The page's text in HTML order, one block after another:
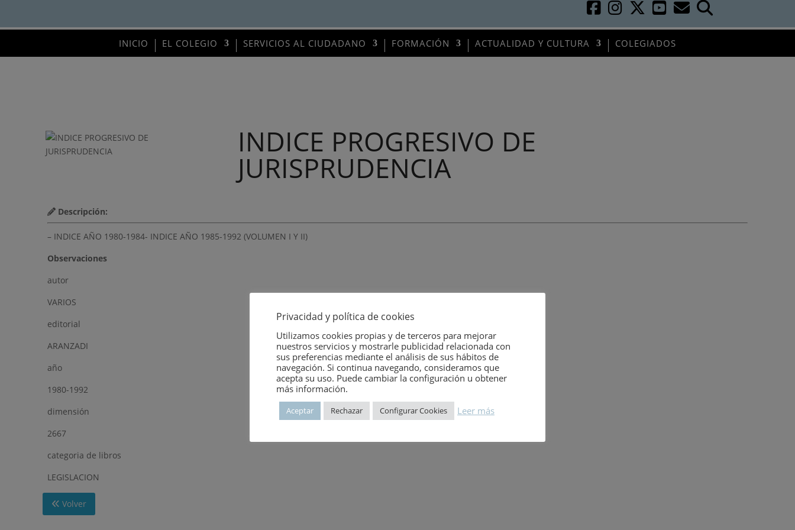
INICIO EL COLEGIO SERVICIOS AL CIUDADANO FORMACIÓN ACTUALIDAD Y CULTURA COLEGIADOS
INDICE PROGRESIVO DE
JURISPRUDENCIA
Descripción:
– INDICE AÑO 1980-1984- INDICE AÑO 1985-1992 (VOLUMEN I Y II)
Observaciones
autor
VARIOS
editorial
ARANZADI
año
1980-1992
dimensión
2667
categoria de libros
LEGISLACION
Volver
Privacidad y política de cookies
Utilizamos cookies propias y de terceros para mejorar
nuestros servicios y mostrarle publicidad relacionada con
sus preferencias mediante el análisis de sus hábitos de
navegación. Si continua navegando, consideramos que
acepta su uso. Puede cambiar la configuración u obtener
más información.
Aceptar Rechazar Configurar Cookies Leer más